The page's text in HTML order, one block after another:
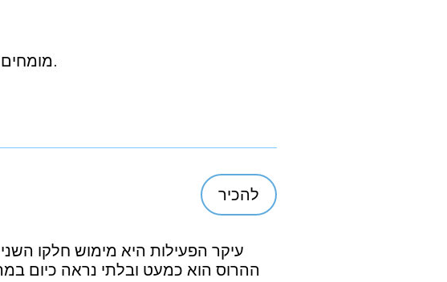
מומחים מהתחומים הסמוכים (מנהלי מוסדות תרבות, סוציולוגים, אורבניסטים).
להכיר
עיקר הפעילות היא מימוש חלקו
ההרוס הוא כמעט ובלתי נראה כיום